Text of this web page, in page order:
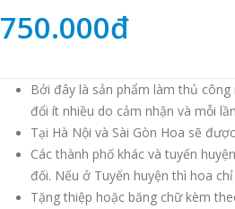
750.000đ
Bởi đây là sản phẩm làm thủ
đổi ít nhiều do cảm nhận và mỗi
Tại Hà Nội và Sài Gòn Hoa sẽ
Các thành phố khác và tuyến
đối. Nếu ở Tuyến huyện thì hoa
Tặng thiệp hoặc băng chữ kèm